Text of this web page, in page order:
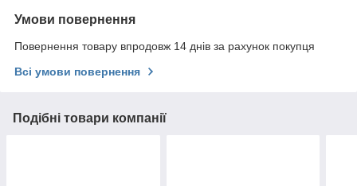
Умови повернення
Повернення товару впродовж 14 днів за рахунок покупця
Всі умови повернення
Подібні товари компанії